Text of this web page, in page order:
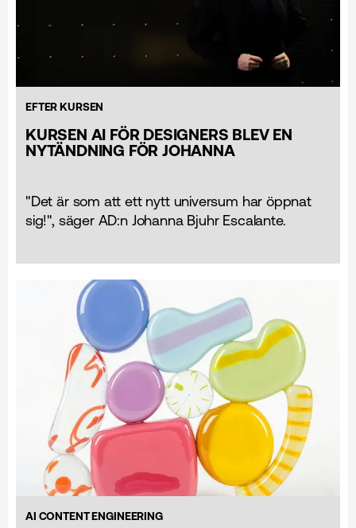
EFTER KURSEN
KURSEN AI FÖR DESIGNERS BLEV EN
NYTÄNDNING FÖR JOHANNA
"Det är som att ett nytt universum har öppnat
sig!", säger AD:n Johanna Bjuhr Escalante.
AI CONTENT ENGINEERING